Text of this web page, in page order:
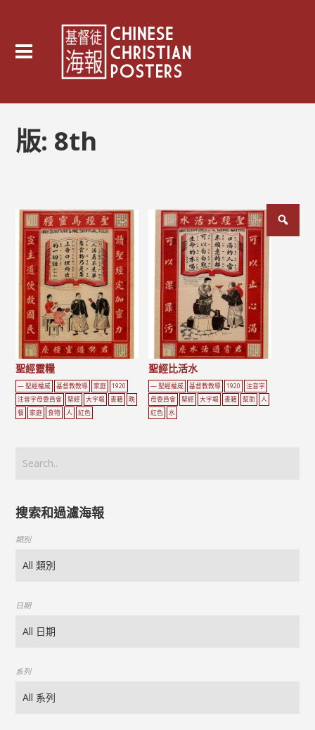
版: 8th
聖經靈糧
— 聖經權威 基督教教導 家庭
1920
注音字母委員會
聖經 大字報 書籍
晚
餐
家庭 食物 人 紅色
聖經比活水
— 聖經權威 基督教教導 1920
注音字
母委員會
聖經 大字報 書籍 幫助
人
紅色
水
搜索和過濾海報
類別
日期
系列